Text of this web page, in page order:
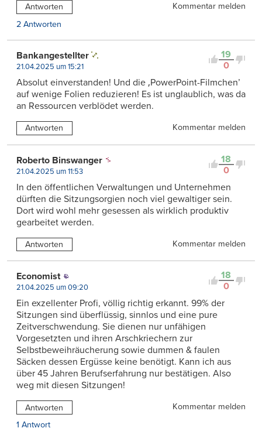
Antworten
Kommentar melden
2 Antworten
19
0
Bankangestellter
21.04.2025 um 15:21
Absolut einverstanden! Und die ‚PowerPoint-Filmchen’
auf wenige Folien reduzieren! Es ist unglaublich, was da
an Ressourcen verblödet werden.
Antworten Kommentar melden
18
0
Roberto Binswanger
21.04.2025 um 11:53
In den öffentlichen Verwaltungen und Unternehmen
dürften die Sitzungsorgien noch viel gewaltiger sein.
Dort wird wohl mehr gesessen als wirklich produktiv
gearbeitet werden.
Antworten Kommentar melden
18
0
Economist
21.04.2025 um 09:20
Ein exzellenter Profi, völlig richtig erkannt. 99% der
Sitzungen sind überflüssig, sinnlos und eine pure
Zeitverschwendung. Sie dienen nur unfähigen
Vorgesetzten und ihren Arschkriechern zur
Selbstbeweihräucherung sowie dummen & faulen
Säcken dessen Ergüsse keine benötigt. Kann ich aus
über 45 Jahren Berufserfahrung nur bestätigen. Also
weg mit diesen Sitzungen!
Antworten
Kommentar melden
1 Antwort